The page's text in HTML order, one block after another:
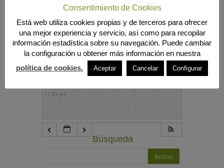
9:00 pm
10:00 pm
11:00 pm
Búsqueda
Consentimiento de Cookies
Está web utiliza cookies propias y de terceros para ofrecer
una mejor experiencia y servicio, así como para recopilar
información estadística sobre su navegación. Puede cambiar
la configuración u obtener más información en nuestra
política de cookies.
Aceptar Cancelar Configurar